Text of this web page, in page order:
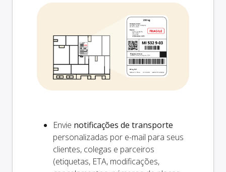
Envie notificações de transporte
personalizadas por e-mail para seus
clientes, colegas e parceiros
(etiquetas, ETA, modificações,